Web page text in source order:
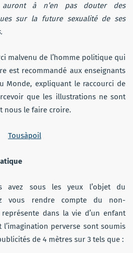
à n’en pas douter des
sur la future sexualité de ses
malvenu de l’homme politique qui
est recommandé aux enseignants
Monde, expliquant le raccourci de
que les illustrations ne sont
nous le faire croire.
avez sous les yeux l’objet du
vous rendre compte du non-
dans la vie d’un enfant
perverse sont soumis
de 4 mètres sur 3 tels que :